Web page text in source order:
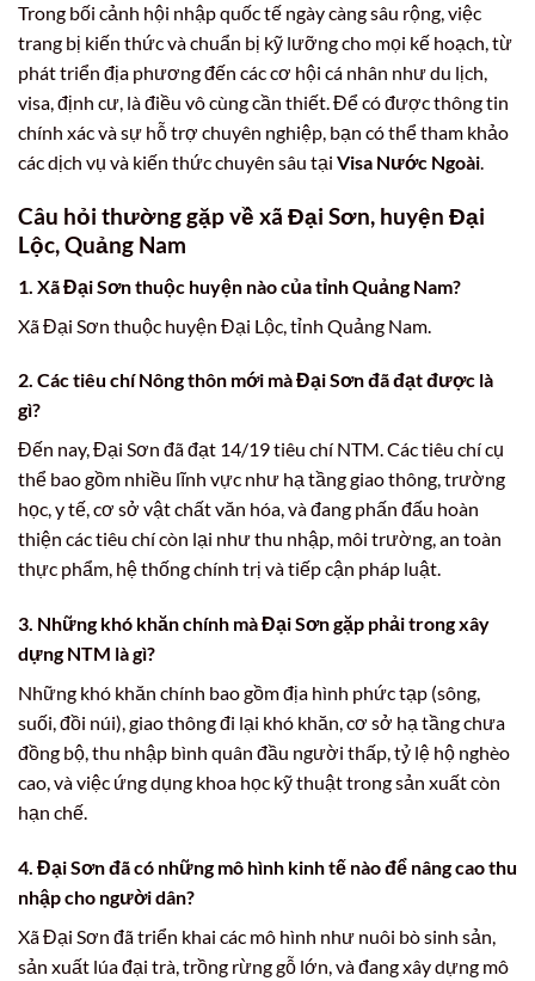
Trong bối cảnh hội nhập quốc tế ngày càng sâu rộng, việc
trang bị kiến thức và chuẩn bị kỹ lưỡng cho mọi kế hoạch, từ
phát triển địa phương đến các cơ hội cá nhân như du lịch,
visa, định cư, là điều vô cùng cần thiết. Để có được thông tin
chính xác và sự hỗ trợ chuyên nghiệp, bạn có thể tham khảo
các dịch vụ và kiến thức chuyên sâu tại Visa Nước Ngoài.
Câu hỏi thường gặp về xã Đại Sơn, huyện Đại
Lộc, Quảng Nam
1. Xã Đại Sơn thuộc huyện nào của tỉnh Quảng Nam?
Xã Đại Sơn thuộc huyện Đại Lộc, tỉnh Quảng Nam.
2. Các tiêu chí Nông thôn mới mà Đại Sơn đã đạt được là
gì?
Đến nay, Đại Sơn đã đạt 14/19 tiêu chí NTM. Các tiêu chí cụ
thể bao gồm nhiều lĩnh vực như hạ tầng giao thông, trường
học, y tế, cơ sở vật chất văn hóa, và đang phấn đấu hoàn
thiện các tiêu chí còn lại như thu nhập, môi trường, an toàn
thực phẩm, hệ thống chính trị và tiếp cận pháp luật.
3. Những khó khăn chính mà Đại Sơn gặp phải trong xây
dựng NTM là gì?
Những khó khăn chính bao gồm địa hình phức tạp (sông,
suối, đồi núi), giao thông đi lại khó khăn, cơ sở hạ tầng chưa
đồng bộ, thu nhập bình quân đầu người thấp, tỷ lệ hộ nghèo
cao, và việc ứng dụng khoa học kỹ thuật trong sản xuất còn
hạn chế.
4. Đại Sơn đã có những mô hình kinh tế nào để nâng cao thu
nhập cho người dân?
Xã Đại Sơn đã triển khai các mô hình như nuôi bò sinh sản,
sản xuất lúa đại trà, trồng rừng gỗ lớn, và đang xây dựng mô